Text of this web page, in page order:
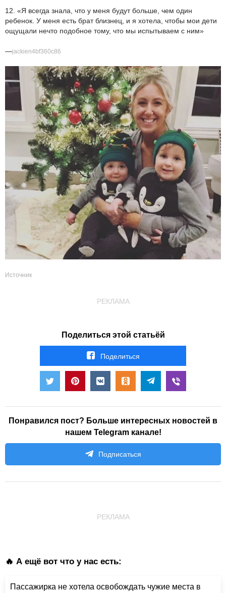
12. «Я всегда знала, что у меня будут больше, чем один
ребенок. У меня есть брат близнец, и я хотела, чтобы мои дети
ощущали нечто подобное тому, что мы испытываем с ним»
—jackien4bf360c86
Источник
РЕКЛАМА
Поделиться этой статьёй
Поделиться
Понравился пост? Больше интересных новостей в
нашем Telegram канале!
Подписаться
РЕКЛАМА
🔥 А ещё вот что у нас есть:
Пассажирка не хотела освобождать чужие места в